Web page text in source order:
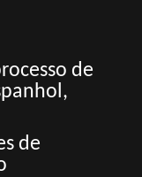
de
de